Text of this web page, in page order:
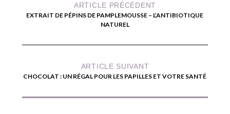
ARTICLE PRÉCÉDENT
EXTRAIT DE PÉPINS DE PAMPLEMOUSSE – L’ANTIBIOTIQUE
NATUREL
ARTICLE SUIVANT
CHOCOLAT : UN RÉGAL POUR LES PAPILLES ET VOTRE SANTÉ